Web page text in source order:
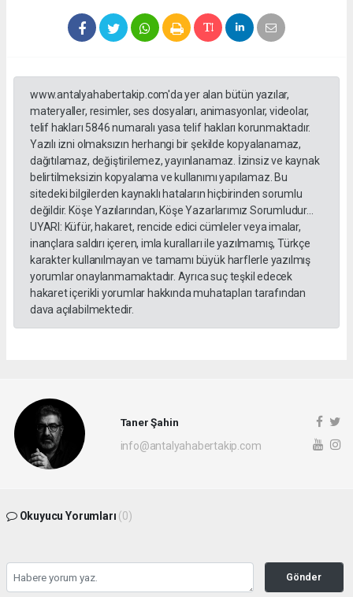
www.antalyahabertakip.com'da yer alan bütün yazılar,
materyaller, resimler, ses dosyaları, animasyonlar, videolar,
telif hakları 5846 numaralı yasa telif hakları korunmaktadır.
Yazılı izni olmaksızın herhangi bir şekilde kopyalanamaz,
dağıtılamaz, değiştirilemez, yayınlanamaz. İzinsiz ve kaynak
belirtilmeksizin kopyalama ve kullanımı yapılamaz. Bu
sitedeki bilgilerden kaynaklı hataların hiçbirinden sorumlu
değildir. Köşe Yazılarından, Köşe Yazarlarımız Sorumludur...
UYARI: Küfür, hakaret, rencide edici cümleler veya imalar,
inançlara saldırı içeren, imla kuralları ile yazılmamış, Türkçe
karakter kullanılmayan ve tamamı büyük harflerle yazılmış
yorumlar onaylanmamaktadır. Ayrıca suç teşkil edecek
hakaret içerikli yorumlar hakkında muhatapları tarafından
dava açılabilmektedir.
Taner Şahin
info@antalyahabertakip.com
Okuyucu Yorumları (0)
Gönder